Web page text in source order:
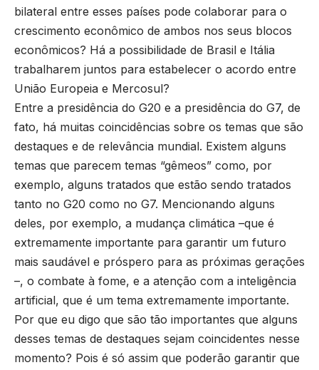
bilateral entre esses países pode colaborar para o
crescimento econômico de ambos nos seus blocos
econômicos? Há a possibilidade de Brasil e Itália
trabalharem juntos para estabelecer o acordo entre
União Europeia e Mercosul?
Entre a presidência do G20 e a presidência do G7, de
fato, há muitas coincidências sobre os temas que são
destaques e de relevância mundial. Existem alguns
temas que parecem temas “gêmeos” como, por
exemplo, alguns tratados que estão sendo tratados
tanto no G20 como no G7. Mencionando alguns
deles, por exemplo, a mudança climática –que é
extremamente importante para garantir um futuro
mais saudável e próspero para as próximas gerações
–, o combate à fome, e a atenção com a inteligência
artificial, que é um tema extremamente importante.
Por que eu digo que são tão importantes que alguns
desses temas de destaques sejam coincidentes nesse
momento? Pois é só assim que poderão garantir que